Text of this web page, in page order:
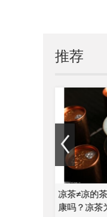
推荐
凉茶≠凉的
康吗？凉茶